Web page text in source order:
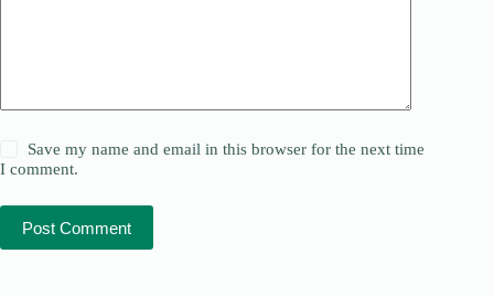
Save my name and email in this browser for the next time
I comment.
Post Comment